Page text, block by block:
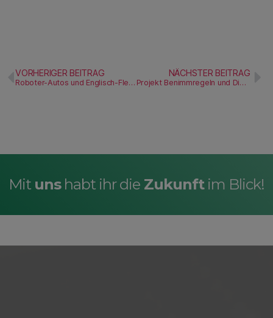
VORHERIGER BEITRAG
Roboter-Autos und Englisch-Fledermaus an Freier Schule „Jan Hus“
NÄCHSTER BEITRAG
Projekt Benimmregeln und Discofox
Mit unshabt ihr die Zukunftim Blick!